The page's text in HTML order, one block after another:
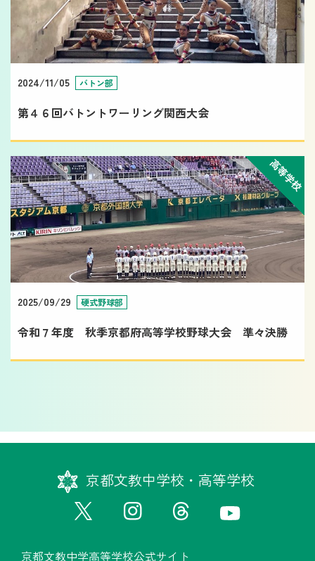
2024/11/05 バトン部
第４６回バトントワーリング関西大会
高等学校
2025/09/29 硬式野球部
令和７年度 秋季京都府高等学校野球大会 準々決勝
京都文教中学校・高等学校
京都文教中学高等学校公式サイト